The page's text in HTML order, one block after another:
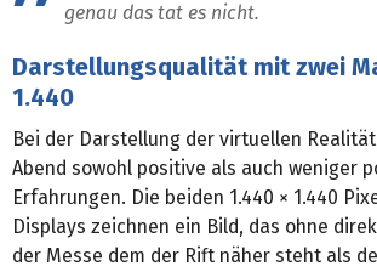
genau das tat es nicht.
Darstellungsqualität mit zwei
1.440
Bei der Darstellung der virtuellen
Abend sowohl positive als auch weniger
Erfahrungen. Die beiden 1.440 × 1.440
Displays zeichnen ein Bild, das ohne
der Messe dem der Rift näher steht als